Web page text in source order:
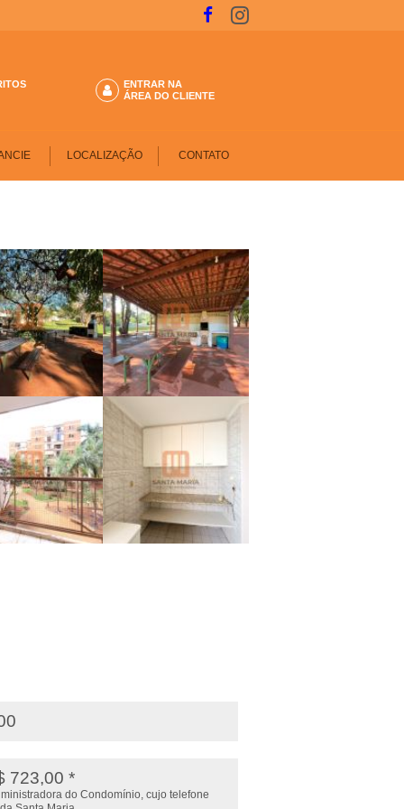
ENTRAR NA
ÁREA DO CLIENTE
LOCALIZAÇÃO CONTATO
723,00 *
do Condomínio, cujo telefone